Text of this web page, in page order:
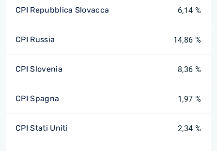
CPI Repubblica Slovacca 6,14 %
CPI Russia 14,86 %
CPI Slovenia 8,36 %
CPI Spagna 1,97 %
CPI Stati Uniti 2,34 %